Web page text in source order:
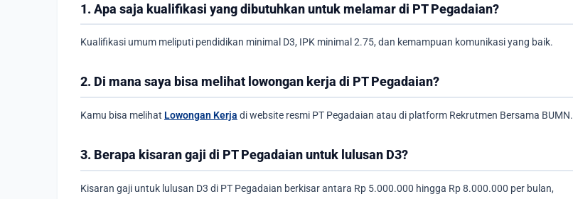
1. Apa saja kualifikasi yang dibutuhkan untuk melamar di PT Pegadaian?
Kualifikasi umum meliputi pendidikan minimal D3, IPK minimal 2.75, dan kemampuan komunikasi yang baik.
2. Di mana saya bisa melihat lowongan kerja di PT Pegadaian?
Kamu bisa melihat Lowongan Kerja di website resmi PT Pegadaian atau di platform Rekrutmen Bersama BUMN.
3. Berapa kisaran gaji di PT Pegadaian untuk lulusan D3?
Kisaran gaji untuk lulusan D3 di PT Pegadaian berkisar antara Rp 5.000.000 hingga Rp 8.000.000 per bulan,